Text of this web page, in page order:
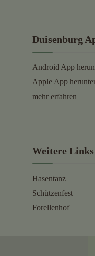
Duisenburg
Android App
Apple App
mehr erfahren
Weitere Links
Hasentanz
Schützenfest
Forellenhof